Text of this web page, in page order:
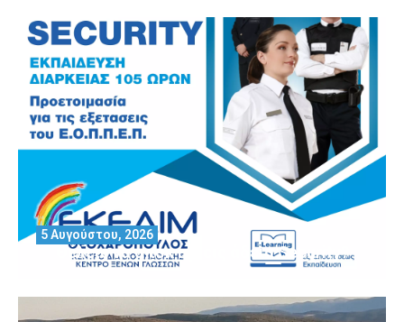
Θέλεις να αποκτήσεις άδεια Security?
5 Αυγούστου, 2026